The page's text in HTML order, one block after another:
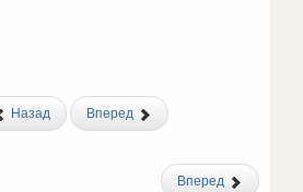
Назад Вперед
Вперед